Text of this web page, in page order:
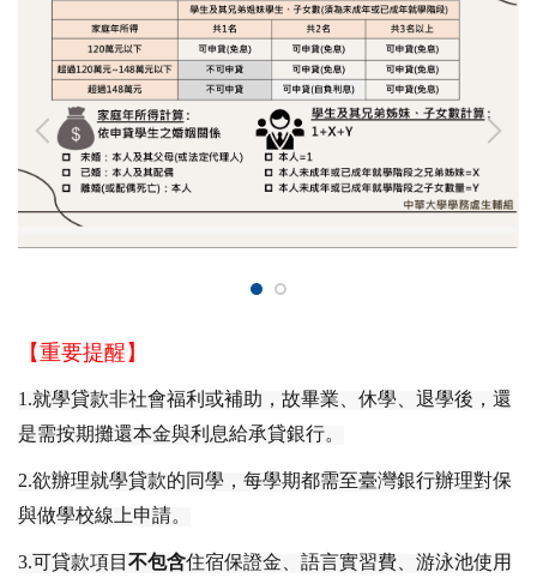
【重要提醒】
1.就學貸款非社會福利或補助，故畢業、休學、退學後，還
是需按期攤還本金與利息給承貸銀行。
2.欲辦理就學貸款的同學，每學期都需至臺灣銀行辦理對保
與做學校線上申請。
3.可貸款項目 不包含住宿保證金、語言實習費、游泳池使用